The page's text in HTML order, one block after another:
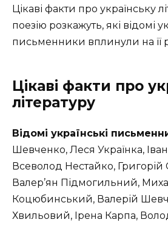
Цікаві факти про українську
поезію розкажуть, які відомі
письменники вплинули на її
Цікаві факти про
літературу
Відомі українські
Шевченко, Леся Українка,
Всеволод Нестайко, Григорій
Валер’ян Підмогильний,
Коцюбинський, Валерій
Хвильовий, Ірена Карпа,